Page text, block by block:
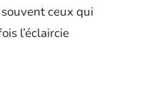
ceux qui
l’éclaircie